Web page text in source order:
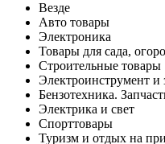
Везде
Авто товары
Электроника
Товары для сада,
Строительные товары
Электроинструмент и
Бензотехника.
Электрика и свет
Спорттовары
Туризм и отдых на